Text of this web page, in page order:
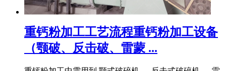
重钙粉加工工艺流程重钙粉加工设备
（颚破、反击破、雷蒙 ...